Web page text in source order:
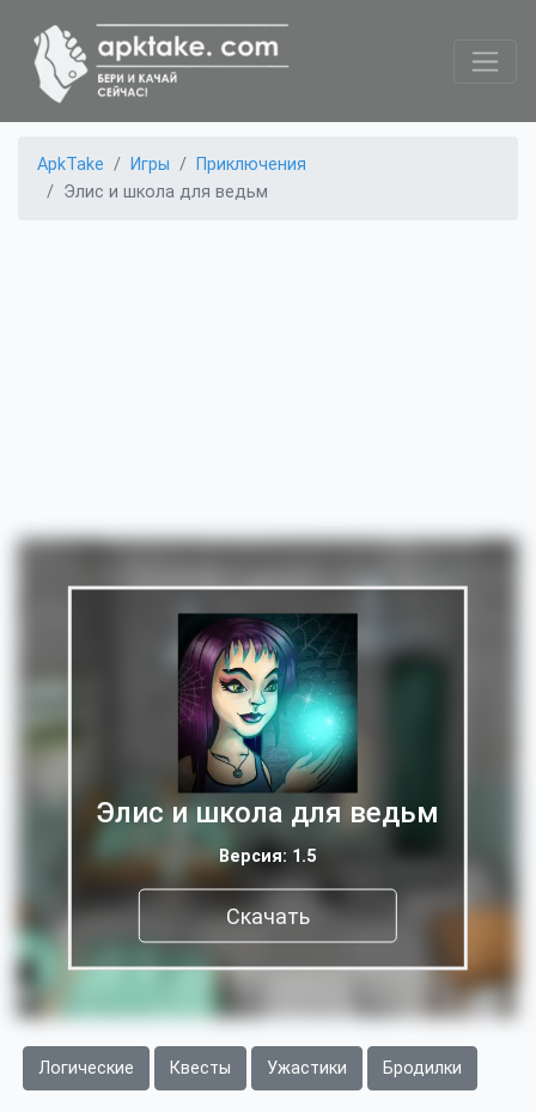
ApkTake Игры
Приключения
Элис и школа для ведьм
Элис и школа для ведьм
Версия: 1.5
Скачать
Логические Квесты Ужастики Бродилки